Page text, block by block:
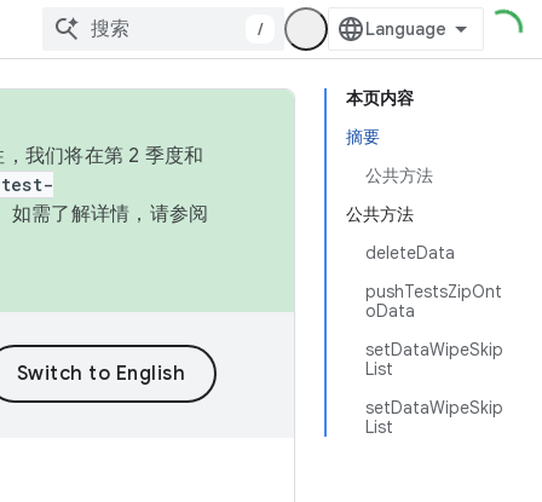
/
本页内容
摘要
公共方法
公共方法
deleteData
pushTestsZipOnt
oData
setDataWipeSkip
List
setDataWipeSkip
List
我们将在第 2 季度和
如需了解详情，请参阅